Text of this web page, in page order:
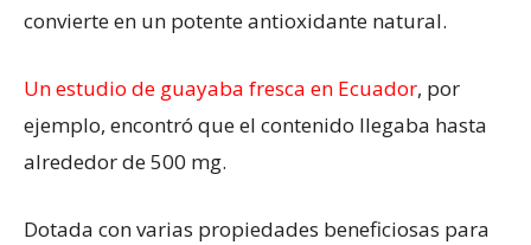
convierte en un potente antioxidante natural.
Un estudio de guayaba fresca en Ecuador, por
ejemplo, encontró que el contenido llegaba hasta
alrededor de 500 mg.
Dotada con varias propiedades beneficiosas para